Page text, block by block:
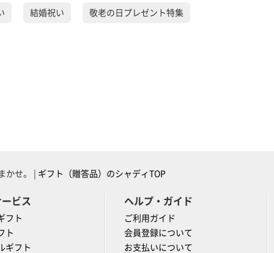
結婚祝い 敬老の日プレゼント特集
かせ。 | ギフト（贈答品）のシャディTOP
ビス
フト
ト
ギフト
ヘルプ・ガイド
ご利用ガイド
会員登録について
お支払いについて